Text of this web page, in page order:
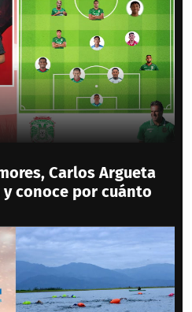
Carlos Argueta
conoce por cuánto